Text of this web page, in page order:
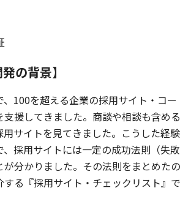
の背景】
100を超える企業の採用サイト・コー
支援してきました。商談や相談も含める
用サイトを見てきました。こうした経験
、採用サイトには一定の成功法則（失敗
分かりました。その法則をまとめたの
る『採用サイト・チェックリスト』で